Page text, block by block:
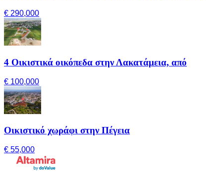
€ 290,000
4 Οικιστικά οικόπεδα στην Λακατάμεια, από
€ 100,000
Οικιστικό χωράφι στην Πέγεια
€ 55,000